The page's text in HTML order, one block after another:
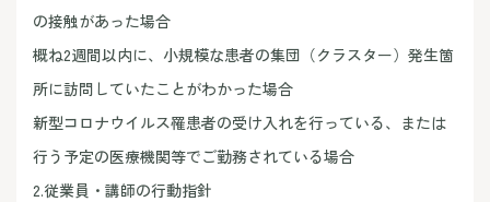
の接触があった場合
概ね2週間以内に、小規模な患者の集団（クラスター）発生箇
所に訪問していたことがわかった場合
新型コロナウイルス罹患者の受け入れを行っている、または
行う予定の医療機関等でご勤務されている場合
2.従業員・講師の行動指針